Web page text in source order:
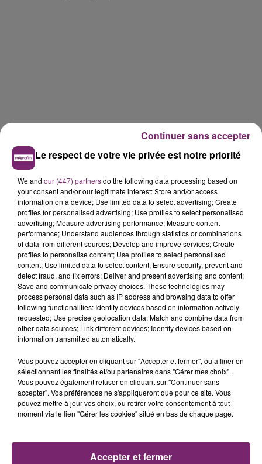
de Frelinghien !
Le respect de votre vie privée est notre priorité
We and our (447) partnersdo the following data processing based on
your consent and/or our legitimate interest: Store and/or access
information on a device; Use limited data to select advertising; Create
profiles for personalised advertising; Use profiles to select personalised
advertising; Measure advertising performance; Measure content
performance; Understand audiences through statistics or combinations
of data from different sources; Develop and improve services; Create
profiles to personalise content; Use profiles to select personalised
content; Use limited data to select content; Ensure security, prevent and
detect fraud, and fix errors; Deliver and present advertising and content;
Save and communicate privacy choices. These technologies may
process personal data such as IP address and browsing data to offer
following functionalities: Identify devices based on information actively
requested; Use precise geolocation data; Match and combine data from
other data sources; Link different devices; Identify devices based on
information transmitted automatically.
Vous pouvez accepter en cliquant sur "Accepter et fermer", ou affiner en
sélectionnant les finalités et/ou partenaires dans "Gérer mes choix".
Vous pouvez également refuser en cliquant sur "Continuer sans
accepter". Vos préférences ne s'appliqueront que pour ce site. Vous
pouvez mettre à jour vos choix, ou retirer votre consentement à tout
moment via le lien "Gérer les cookies" situé en bas de chaque page.
Accepter et fermer
Continuer sans accepter